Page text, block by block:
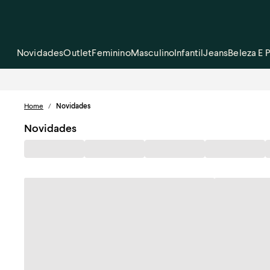
NovidadesOutletFemininoMasculinoInfantilJeansBeleza E
Home / Novidades
Novidades